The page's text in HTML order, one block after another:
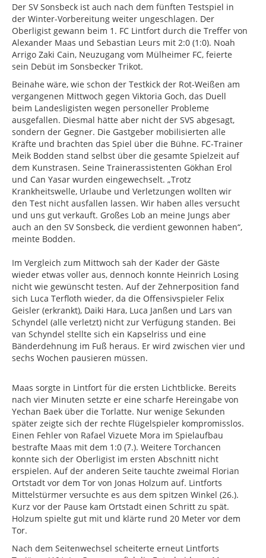
Der SV Sonsbeck ist auch nach dem fünften Testspiel in
der Winter-Vorbereitung weiter ungeschlagen. Der
Oberligist gewann beim 1. FC Lintfort durch die Treffer von
Alexander Maas und Sebastian Leurs mit 2:0 (1:0). Noah
Arrigo Zaki Cain, Neuzugang vom Mülheimer FC, feierte
sein Debüt im Sonsbecker Trikot.
Beinahe wäre, wie schon der Testkick der Rot-Weißen am
vergangenen Mittwoch gegen Viktoria Goch, das Duell
beim Landesligisten wegen personeller Probleme
ausgefallen. Diesmal hätte aber nicht der SVS abgesagt,
sondern der Gegner. Die Gastgeber mobilisierten alle
Kräfte und brachten das Spiel über die Bühne. FC-Trainer
Meik Bodden stand selbst über die gesamte Spielzeit auf
dem Kunstrasen. Seine Trainerassistenten Gökhan Erol
und Can Yasar wurden eingewechselt. „Trotz
Krankheitswelle, Urlaube und Verletzungen wollten wir
den Test nicht ausfallen lassen. Wir haben alles versucht
und uns gut verkauft. Großes Lob an meine Jungs aber
auch an den SV Sonsbeck, die verdient gewonnen haben“,
meinte Bodden.
Im Vergleich zum Mittwoch sah der Kader der Gäste
wieder etwas voller aus, dennoch konnte Heinrich Losing
nicht wie gewünscht testen. Auf der Zehnerposition fand
sich Luca Terfloth wieder, da die Offensivspieler Felix
Geisler (erkrankt), Daiki Hara, Luca Janßen und Lars van
Schyndel (alle verletzt) nicht zur Verfügung standen. Bei
van Schyndel stellte sich ein Kapselriss und eine
Bänderdehnung im Fuß heraus. Er wird zwischen vier und
sechs Wochen pausieren müssen.
Maas sorgte in Lintfort für die ersten Lichtblicke. Bereits
nach vier Minuten setzte er eine scharfe Hereingabe von
Yechan Baek über die Torlatte. Nur wenige Sekunden
später zeigte sich der rechte Flügelspieler kompromisslos.
Einen Fehler von Rafael Vizuete Mora im Spielaufbau
bestrafte Maas mit dem 1:0 (7.). Weitere Torchancen
konnte sich der Oberligist im ersten Abschnitt nicht
erspielen. Auf der anderen Seite tauchte zweimal Florian
Ortstadt vor dem Tor von Jonas Holzum auf. Lintforts
Mittelstürmer versuchte es aus dem spitzen Winkel (26.).
Kurz vor der Pause kam Ortstadt einen Schritt zu spät.
Holzum spielte gut mit und klärte rund 20 Meter vor dem
Tor.
Nach dem Seitenwechsel scheiterte erneut Lintforts